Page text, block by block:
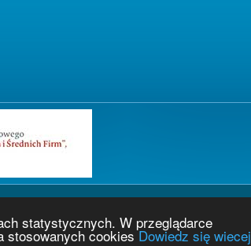
statystycznych. W przeglądarce
stosowanych cookiesDowiedz się wiecej